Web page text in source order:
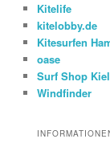
Kitelife
kitelobby.de
Kitesurfen
oase
Surf Shop Kiel
Windfinder